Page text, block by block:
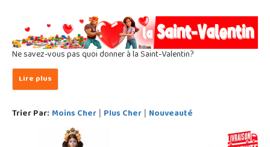
Ne savez-vous pas quoi donner à la Saint-Valentin?
Trier Par: Moins Cher | Plus Cher | Nouveauté